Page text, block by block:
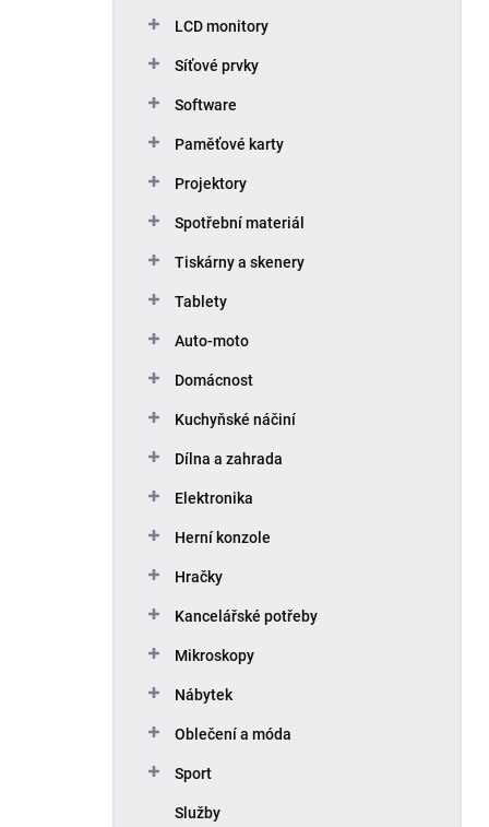
LCD monitory
Síťové prvky
Software
Paměťové karty
Projektory
Spotřební materiál
Tiskárny a skenery
Tablety
Auto-moto
Domácnost
Kuchyňské náčiní
Dílna a zahrada
Elektronika
Herní konzole
Hračky
Kancelářské potřeby
Mikroskopy
Nábytek
Oblečení a móda
Sport
Služby